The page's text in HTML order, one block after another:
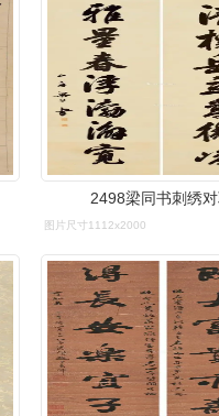
2498梁同书刺绣
图片尺寸1112x2000